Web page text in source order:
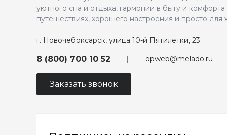
уютного сна и отдыха, гармонии в быту и комфорта
путешествиях, хорошего настроения и просто для
г. Новочебоксарск, улица 10-й Пятилетки, 23
8 (800) 700 10 52 opweb@melado.ru
Заказать звонок